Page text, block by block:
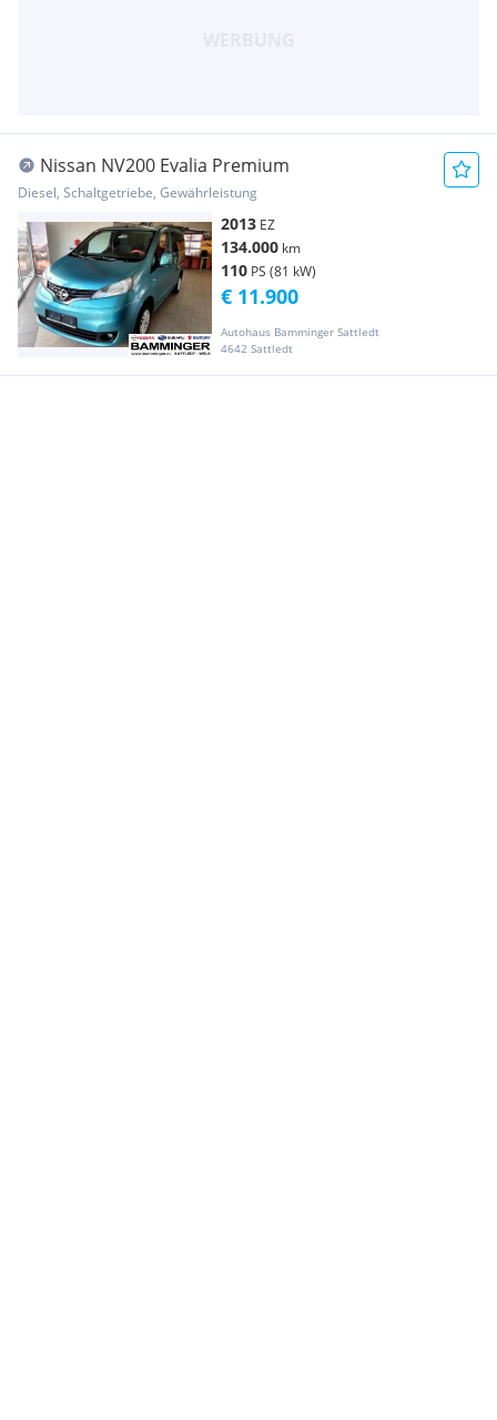
Nissan NV200 Evalia Premium
Diesel, Schaltgetriebe, Gewährleistung
2013 EZ
134.000 km
110 PS (81 kW)
Autohaus Bamminger Sattledt
4642 Sattledt
€ 11.900